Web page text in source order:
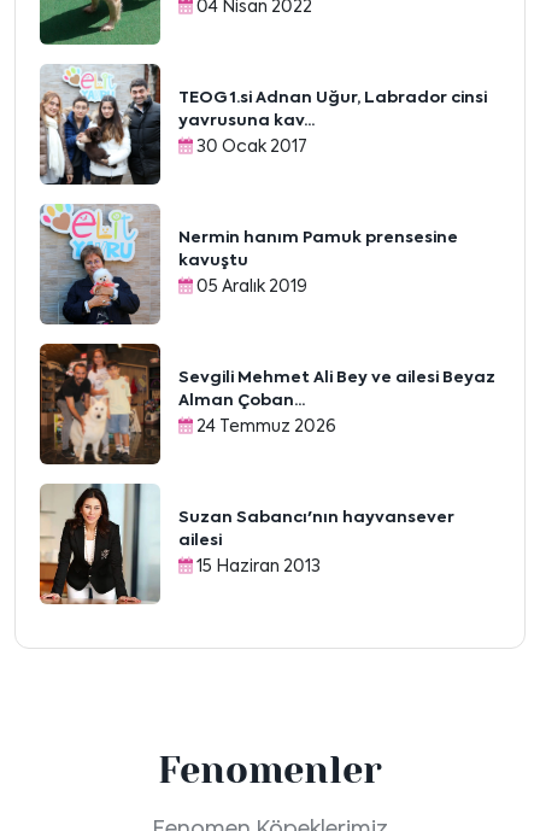
04 Nisan 2022
TEOG 1.si Adnan Uğur, Labrador cinsi
yavrusuna kav...
30 Ocak 2017
Nermin hanım Pamuk prensesine
kavuştu
05 Aralık 2019
Sevgili Mehmet Ali Bey ve ailesi Beyaz
Alman Çoban...
24 Temmuz 2026
Suzan Sabancı'nın hayvansever
ailesi
15 Haziran 2013
Fenomenler